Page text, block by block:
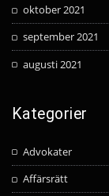
oktober 2021
september 2021
augusti 2021
Kategorier
Advokater
Affärsrätt